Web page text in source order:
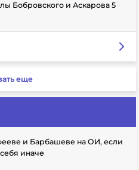
Бобровского и Аскарова 5
еще
и Барбашеве на ОИ, если
иначе